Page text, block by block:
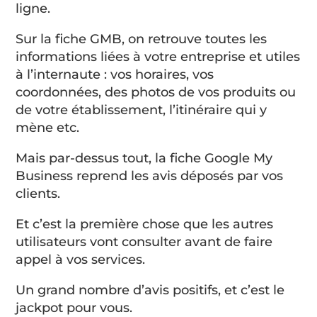
ligne.
Sur la fiche GMB, on retrouve toutes les
informations liées à votre entreprise et utiles
à l’internaute : vos horaires, vos
coordonnées, des photos de vos produits ou
de votre établissement, l’itinéraire qui y
mène etc.
Mais par-dessus tout, la fiche Google My
Business reprend les avis déposés par vos
clients.
Et c’est la première chose que les autres
utilisateurs vont consulter avant de faire
appel à vos services.
Un grand nombre d’avis positifs, et c’est le
jackpot pour vous.